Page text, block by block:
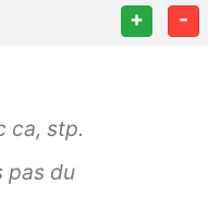
+ -
ca, stp.
pas du